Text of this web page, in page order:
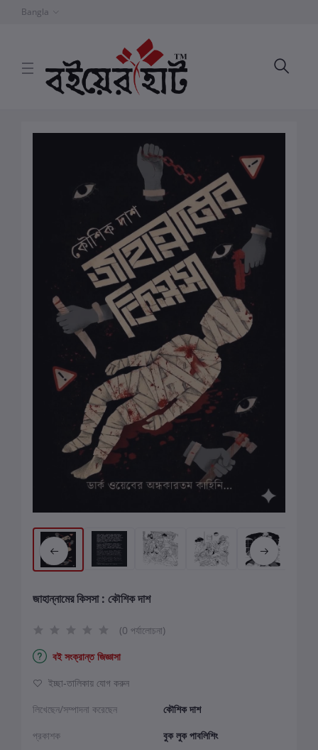
Bangla
জাহান্নামের কিসসা : কৌশিক দাশ
(0 পর্যালোচনা)
বই সংক্রান্ত জিজ্ঞাসা
ইচ্ছা-তালিকায় যোগ করুন
লিখেছেন/সম্পাদনা করেছেন
কৌশিক দাশ
প্রকাশক
বুক লুক পাবলিশিং